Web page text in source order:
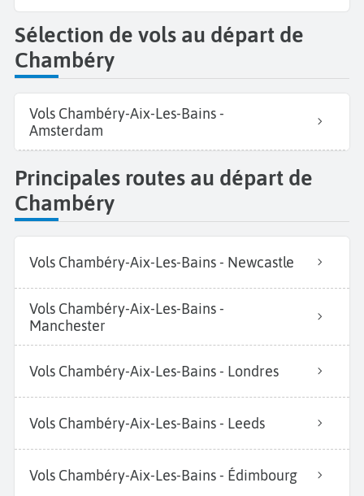
Sélection de vols au départ de
Chambéry
Vols Chambéry-Aix-Les-Bains -
Amsterdam
Principales routes au départ de
Chambéry
Vols Chambéry-Aix-Les-Bains - Newcastle
Vols Chambéry-Aix-Les-Bains -
Manchester
Vols Chambéry-Aix-Les-Bains - Londres
Vols Chambéry-Aix-Les-Bains - Leeds
Vols Chambéry-Aix-Les-Bains - Édimbourg